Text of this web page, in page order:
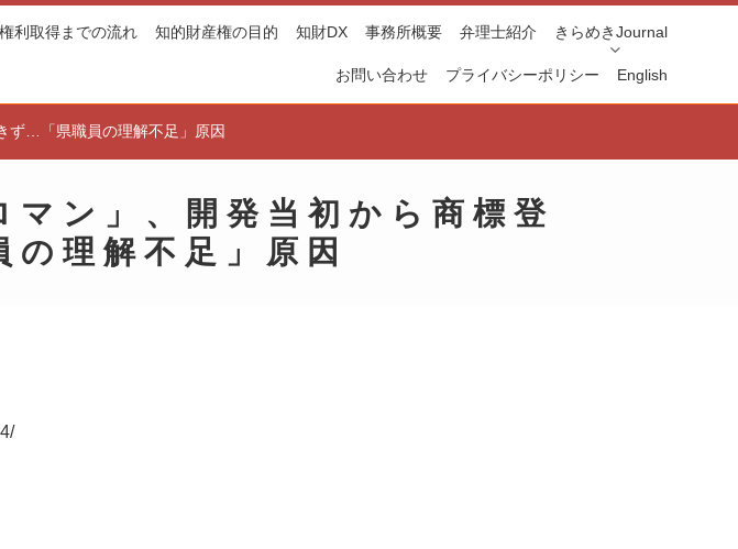
権利取得までの流れ 知的財産権の目的 知財DX 事務所概要 弁理士紹介 きらめきJournal
お問い合わせ プライバシーポリシー English
ず…「県職員の理解不足」原因
ン」、開発当初から商標登
理解不足」原因